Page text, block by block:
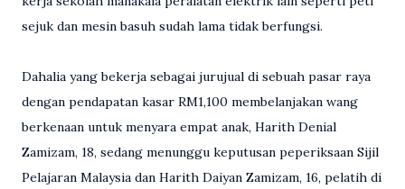
sejuk dan mesin basuh sudah lama tidak berfungsi.
Dahalia yang bekerja sebagai jurujual di sebuah pasar raya
dengan pendapatan kasar RM1,100 membelanjakan wang
berkenaan untuk menyara empat anak, Harith Denial
Zamizam, 18, sedang menunggu keputusan peperiksaan Sijil
Pelajaran Malaysia dan Harith Daiyan Zamizam, 16, pelatih di